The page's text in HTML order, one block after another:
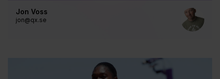
Jon Voss
jon@qx.se